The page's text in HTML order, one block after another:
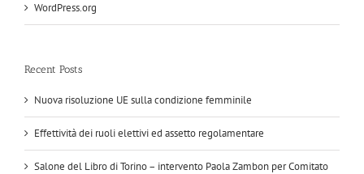
WordPress.org
Recent Posts
Nuova risoluzione UE sulla condizione femminile
Effettività dei ruoli elettivi ed assetto regolamentare
Salone del Libro di Torino – intervento Paola Zambon per Comitato